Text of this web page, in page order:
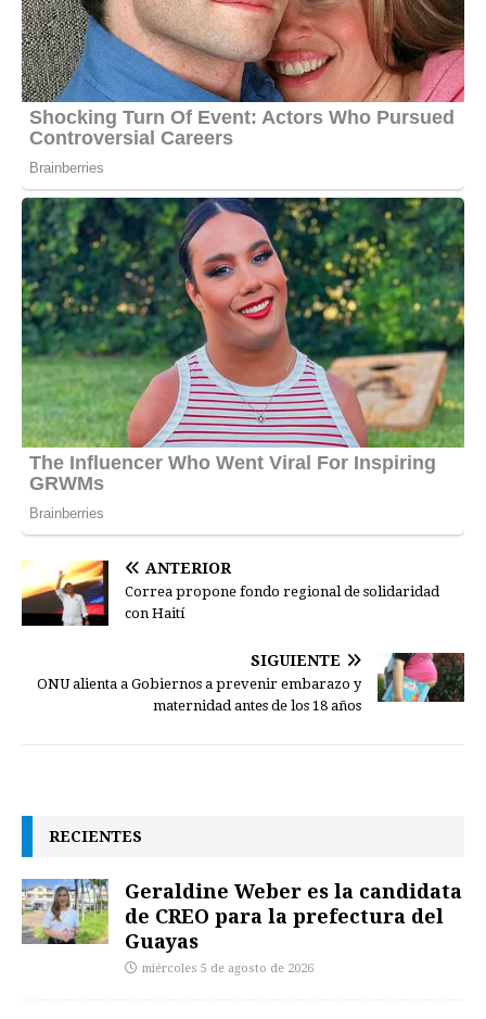
ANTERIOR
Correa propone fondo regional de solidaridad
con Haití
SIGUIENTE
ONU alienta a Gobiernos a prevenir embarazo y
maternidad antes de los 18 años
RECIENTES
Geraldine Weber es la candidata
de CREO para la prefectura del
Guayas
miércoles 5 de agosto de 2026